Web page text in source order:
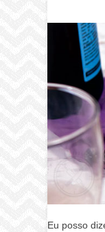
Eu posso